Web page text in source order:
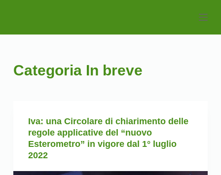
i
oCategoriaIn breve
Iva: una Circolare di chiarimento delle
regole applicative del “nuovo
Esterometro” in vigore dal 1° luglio
2022